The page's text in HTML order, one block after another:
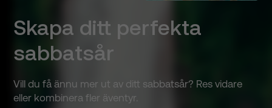
Skapa ditt perfekta
sabbatsår
Vill du få ännu mer ut av ditt sabbatsår? Res vidare
eller kombinera fler äventyr.